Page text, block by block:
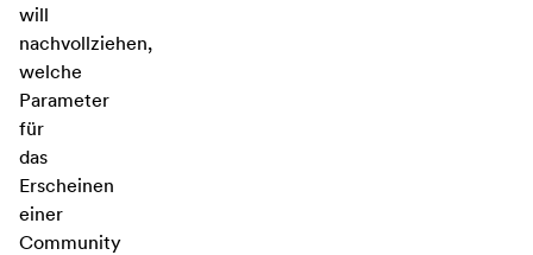
will
nachvollziehen,
welche
Parameter
für
das
Erscheinen
einer
Community